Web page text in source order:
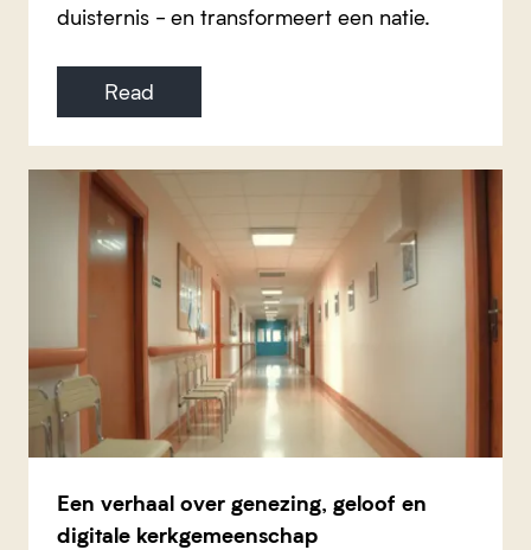
duisternis - en transformeert een natie.
Read
Een verhaal over genezing, geloof en
digitale kerkgemeenschap